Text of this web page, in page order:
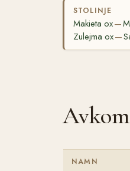
STOLINJE
Makieta ox—
Zulejma ox—
NAMN